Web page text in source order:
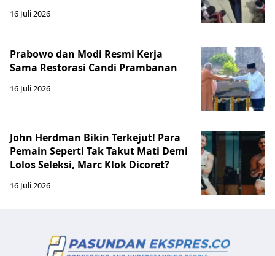
16 Juli 2026
Prabowo dan Modi Resmi Kerja
Sama Restorasi Candi Prambanan
16 Juli 2026
John Herdman Bikin Terkejut! Para
Pemain Seperti Tak Takut Mati Demi
Lolos Seleksi, Marc Klok Dicoret?
16 Juli 2026